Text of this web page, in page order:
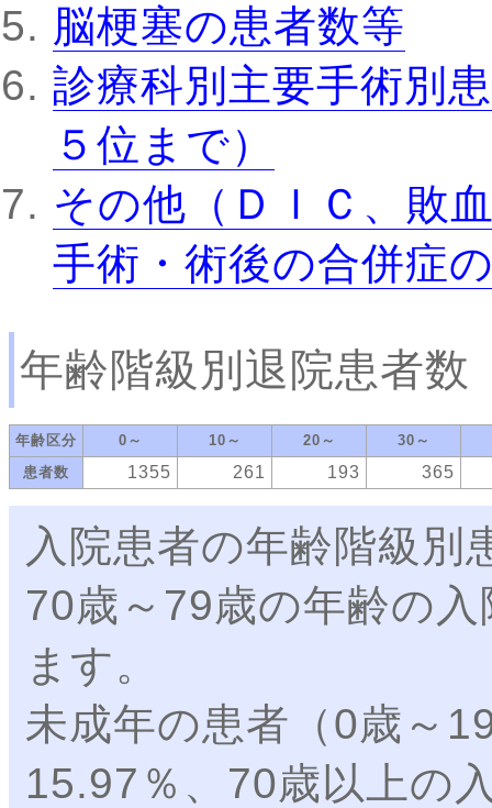
脳梗塞の患者数等
診療科別主要手術別
５位まで）
その他（ＤＩＣ、敗
手術・術後の合併症
年齢階級別退院患者数
年齢区分 0～ 10～ 20～ 30～
患者数
1355 261 193 365
入院患者の年齢階級別
70歳～79歳の年齢の
ます。
未成年の患者（0歳～
15.97％、70歳以上の